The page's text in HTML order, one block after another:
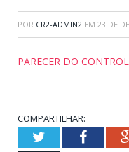
POR CR2-ADMIN2 EM 23 DE
PARECER DO
COMPARTILHAR:
Twitter